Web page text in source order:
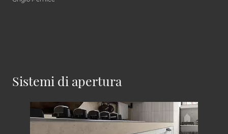
Sistemi di apertura